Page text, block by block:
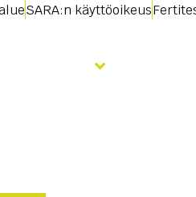
SARA:n käyttöoikeus